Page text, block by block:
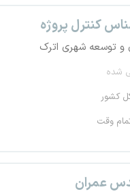
کنترل پروژه
و توسعه شهری اترک
شده
کشور
وقت
عمران